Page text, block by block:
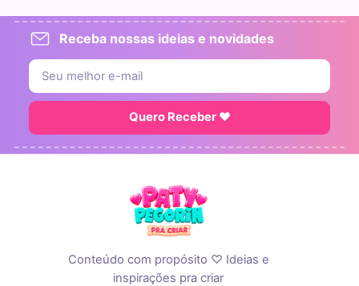
Receba nossas ideias e novidades
Quero Receber ♥
Conteúdo com propósito ♡ Ideias e
inspirações pra criar